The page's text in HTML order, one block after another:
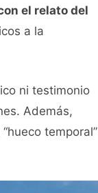
el relato del
a la
ni testimonio
Además,
temporal”